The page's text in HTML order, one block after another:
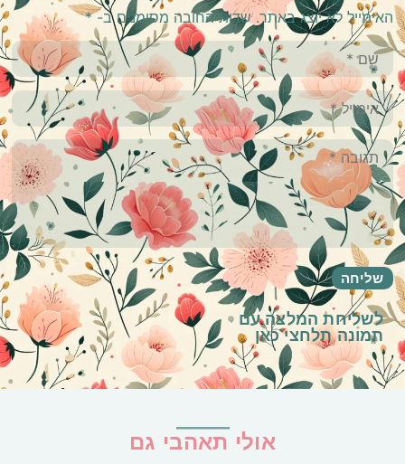
האימייל לא יוצג באתר. שדות החובה מסומנים ב-*
לשליחת המלצה עם
תמונהתלחצי כאן
אולי תאהבי גם